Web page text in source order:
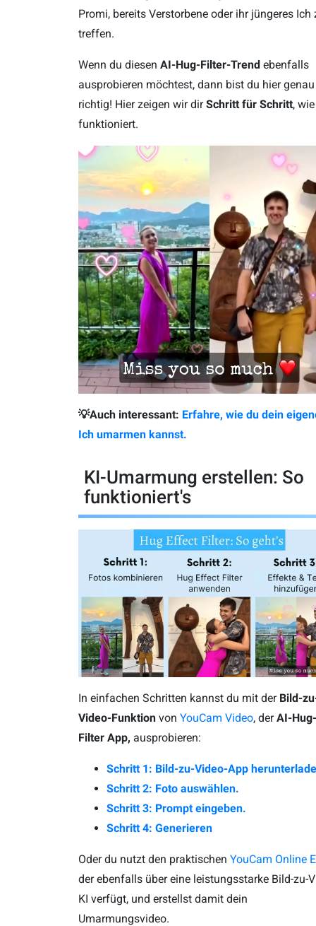
Promi, bereits Verstorbene oder ihr jüngeres Ich
treffen.
Wenn du diesen AI-Hug-Filter-Trendebenfalls
ausprobieren möchtest, dann bist du hier genau
richtig! Hier zeigen wir dirSchritt für Schritt,
funktioniert.
💡Auch interessant: Erfahre, wie du dein
Ich umarmen kannst.
KI-Umarmung erstellen: So
funktioniert's
In einfachen Schritten kannst du mit der Bild-
Video-Funktionvon YouCam Video, derAI-Hug-
Filter App, ausprobieren:
Schritt 1: Bild-zu-Video-App
Schritt 2: Foto auswählen.
Schritt 3: Prompt eingeben.
Schritt 4: Generieren
Oder du nutzt den praktischen YouCam Online
der ebenfalls über eine leistungsstarke Bild-zu-
KI verfügt, und erstellst damit dein
Umarmungsvideo.